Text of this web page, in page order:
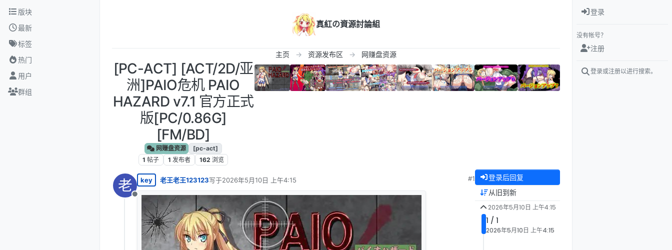
跳转至内容
版块
最新
标签
热门
用户
群组
真紅の資源討論組
主页 资源发布区 网赚盘资源
[PC-ACT] [ACT/2D/亚
洲]PAIO危机 PAIO
HAZARD v7.1 官方正式
版[PC/0.86G]
[FM/BD]
网赚盘资源
[pc-act]
1 帖子 1 发布者 162 浏览
老
离线
key 老王老王123123写于2026年5月10日 上午4:15
最后由 编辑
#1 登录后回复
从旧到新
2026年5月10日 上午4:15
1 / 1
2026年5月10日 上午4:15
登录
没有帐号？
注册
登录或注册以进行搜索。